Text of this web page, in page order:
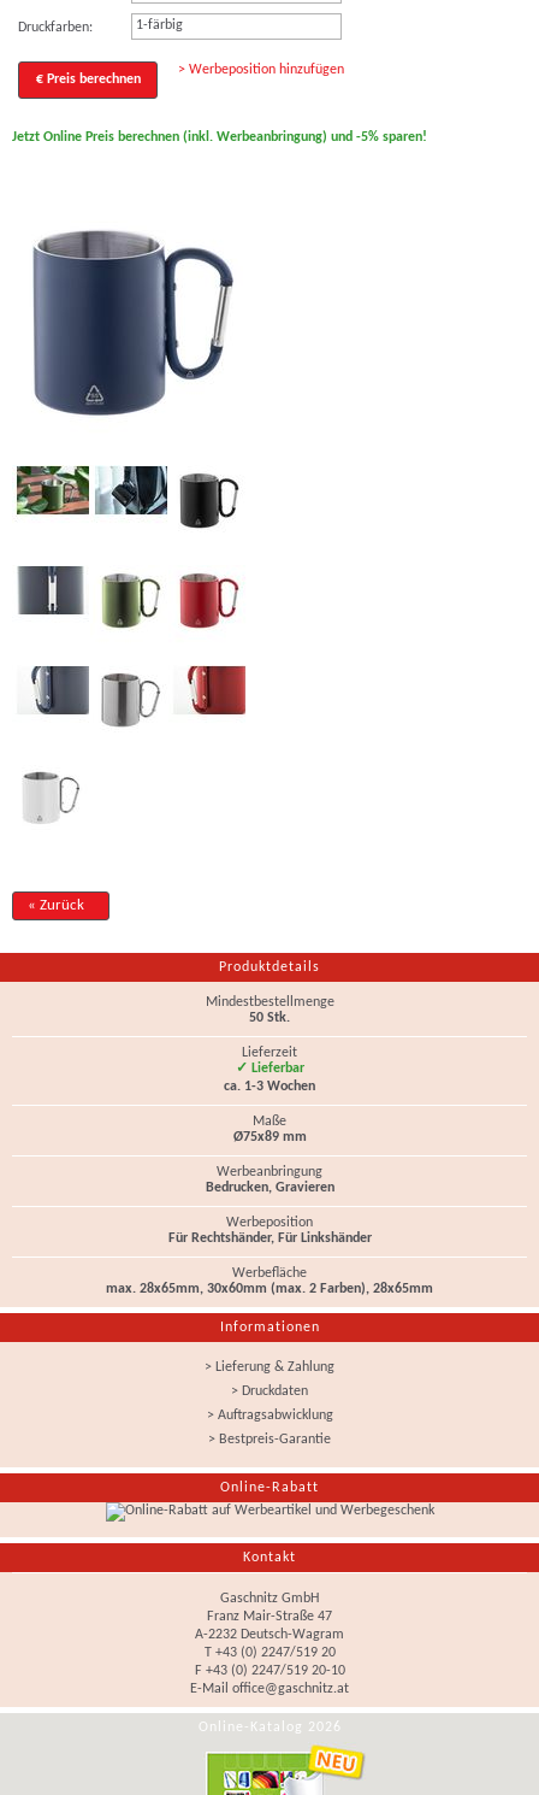
Druckfarben: 1-färbig
€ Preis berechnen
> Werbeposition hinzufügen
Jetzt Online Preis berechnen (inkl. Werbeanbringung) und -5% sparen!
« Zurück
Produktdetails
Mindestbestellmenge
50 Stk.
Lieferzeit
✓ Lieferbar
ca. 1-3 Wochen
Maße
Ø75x89 mm
Werbeanbringung
Bedrucken, Gravieren
Werbeposition
Für Rechtshänder, Für Linkshänder
Werbefläche
max. 28x65mm, 30x60mm (max. 2 Farben), 28x65mm
Informationen
> Lieferung & Zahlung
> Druckdaten
> Auftragsabwicklung
> Bestpreis-Garantie
Online-Rabatt
Kontakt
Gaschnitz GmbH
Franz Mair-Straße 47
A-2232 Deutsch-Wagram
T +43 (0) 2247/519 20
F +43 (0) 2247/519 20-10
E-Mail office@gaschnitz.at
Online-Katalog 2026